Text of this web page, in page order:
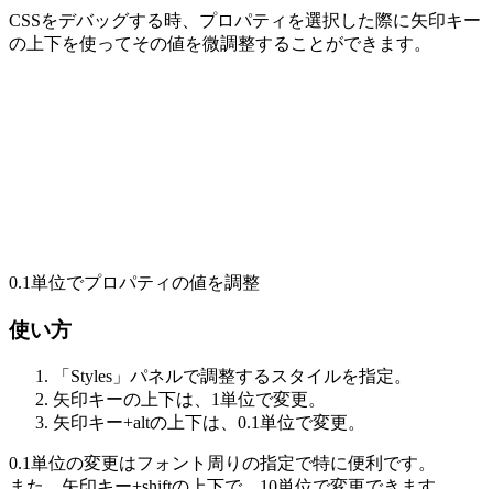
CSSをデバッグする時、プロパティを選択した際に矢印キー
の上下を使ってその値を微調整することができます。
0.1単位でプロパティの値を調整
使い方
「Styles」パネルで調整するスタイルを指定。
矢印キーの上下は、1単位で変更。
矢印キー+altの上下は、0.1単位で変更。
0.1単位の変更はフォント周りの指定で特に便利です。